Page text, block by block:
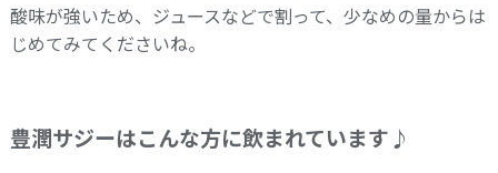
酸味が強いため、ジュースなどで割って、少なめの量からは
じめてみてくださいね。
豊潤サジーはこんな方に飲まれています♪